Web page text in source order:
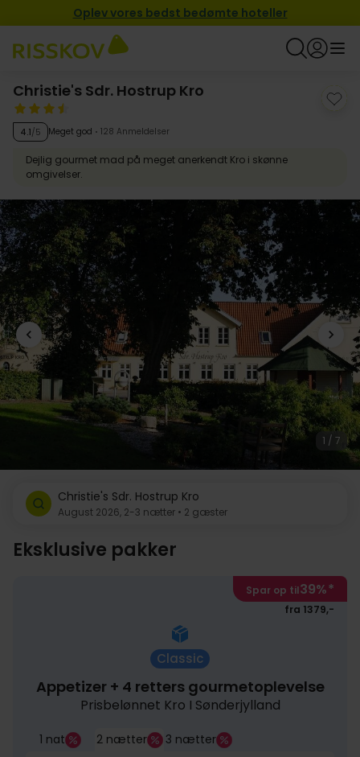
Oplev vores bedst bedømte hoteller
Christie's Sdr. Hostrup Kro
4.1/5 Meget god 128 Anmeldelser
Dejlig gourmet mad på meget anerkendt Kro i skønne
omgivelser.
1 / 7
Christie's Sdr. Hostrup Kro
August 2026, 2-3 nætter • 2 gæster
Eksklusive pakker
Spar op til39%*
fra 1379,-
Classic
Appetizer + 4 retters gourmetoplevelse
Prisbelønnet Kro I Sønderjylland
1 nat 2 nætter 3 nætter